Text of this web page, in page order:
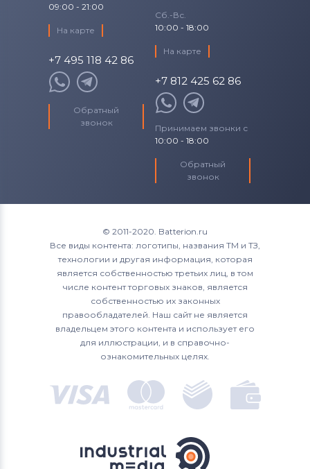
09:00 - 21:00
На карте
+7 495 118 42 86
Обратный
звонок
Сб.-Вс.
10:00 - 18:00
На карте
+7 812 425 62 86
Принимаем звонки с
10:00 - 18:00
Обратный
звонок
© 2011-2020. Batterion.ru
Все виды контента: логотипы, названия ТМ и ТЗ,
технологии и другая информация, которая
является собственностью третьих лиц, в том
числе контент торговых знаков, является
собственностью их законных
правообладателей. Наш сайт не является
владельцем этого контента и использует его
для иллюстрации, и в справочно-
ознакомительных целях.